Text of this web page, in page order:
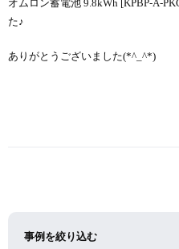
オムロン蓄電池 9.8kWh [KPBP-A-
た♪
ありがとうございました(*^_^*)
事例を絞り込む